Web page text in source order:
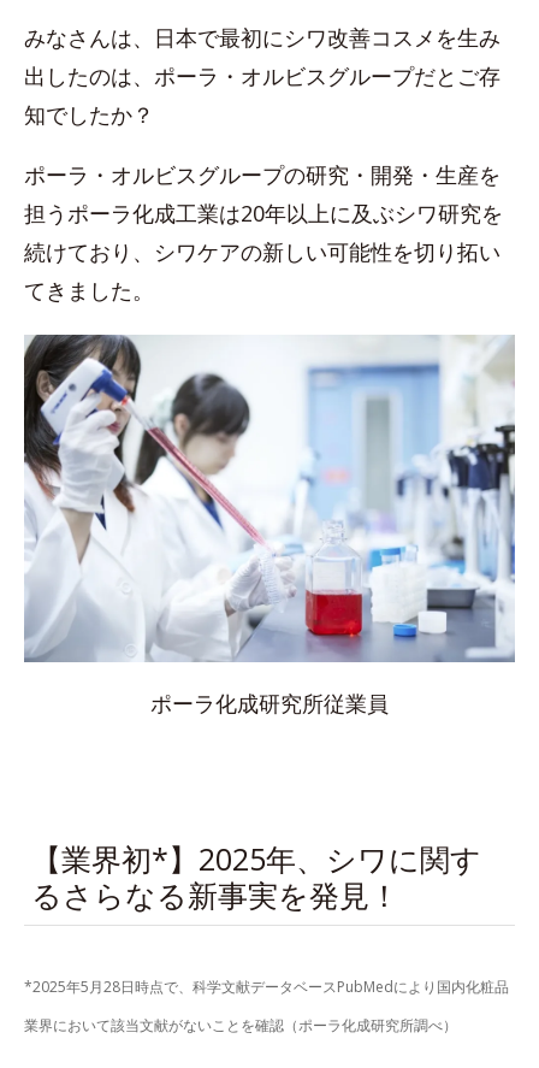
みなさんは、日本で最初にシワ改善コスメを生み
出したのは、ポーラ・オルビスグループだとご存
知でしたか？
ポーラ・オルビスグループの研究・開発・生産を
担うポーラ化成工業は20年以上に及ぶシワ研究を
続けており、シワケアの新しい可能性を切り拓い
てきました。
ポーラ化成研究所従業員
【業界初*】2025年、シワに関す
るさらなる新事実を発見！
*2025年5月28日時点で、科学文献データベースPubMedにより国内化粧品
業界において該当文献がないことを確認（ポーラ化成研究所調べ）